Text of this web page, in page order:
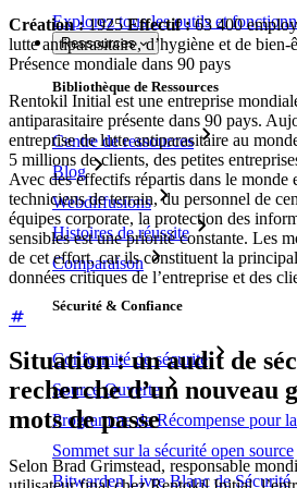
Explorez tous les outils et
Ressources
Bibliothèque de Ressources
Centre de ressources
Blog
Webdiffusions
Histoires de réussite
Comparaison
Sécurité & Confiance
Conformité de sécurité
Source Ouverte
Programme de Récompense pour
Sommet sur la sécurité open source
Bitwarden Livre Blanc de Sécurité
Création :1925 Effectif :63 400
lutte antiparasitaire, d’hygiène et de bien-
Présence mondiale dans 90 pays
Rentokil Initial est une entreprise
antiparasitaire présente dans 90 pays.
entreprise de lutte antiparasitaire au
5 millions de clients, des petites
Avec des effectifs répartis dans le monde
techniciens de terrain, du personnel de
équipes corporate, la protection des
sensibles est une priorité constante. Les
de cet effort, car ils constituent la
données critiques de l’entreprise et des
Situation : un audit de
recherche d’un nouveau
mots de passe
Selon Brad Grimstead, responsable